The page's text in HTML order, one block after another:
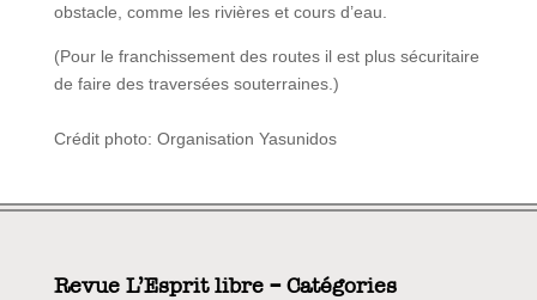
obstacle, comme les rivières et cours d’eau.
(Pour le franchissement des routes il est plus sécuritaire
de faire des traversées souterraines.)
Crédit photo: Organisation Yasunidos
Revue L’Esprit libre – Catégories